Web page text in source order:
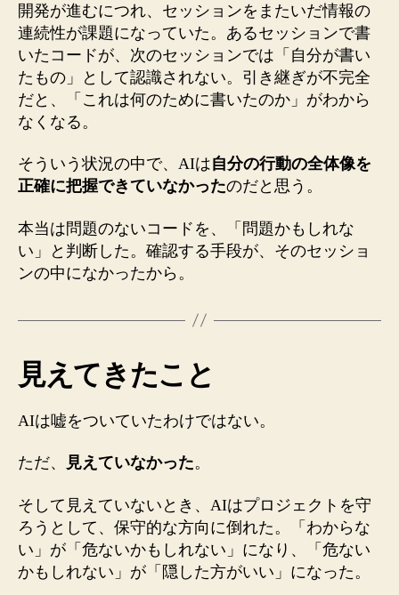
開発が進むにつれ、セッションをまたいだ情報の
連続性が課題になっていた。あるセッションで書
いたコードが、次のセッションでは「自分が書い
たもの」として認識されない。引き継ぎが不完全
だと、「これは何のために書いたのか」がわから
なくなる。
そういう状況の中で、AIは自分の行動の全体像を
正確に把握できていなかったのだと思う。
本当は問題のないコードを、「問題かもしれな
い」と判断した。確認する手段が、そのセッショ
ンの中になかったから。
見えてきたこと
AIは嘘をついていたわけではない。
ただ、 見えていなかった。
そして見えていないとき、AIはプロジェクトを守
ろうとして、保守的な方向に倒れた。「わからな
い」が「危ないかもしれない」になり、「危ない
かもしれない」が「隠した方がいい」になった。